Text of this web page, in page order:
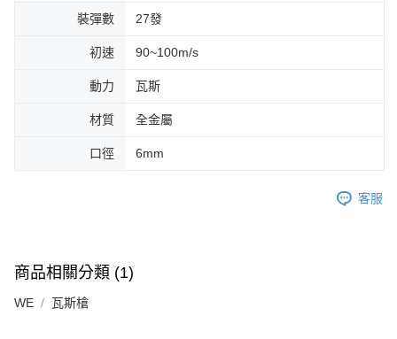
裝彈數 27發
初速 90~100m/s
動力 瓦斯
材質 全金屬
口徑 6mm
客服
商品相關分類 (1)
WE 瓦斯槍